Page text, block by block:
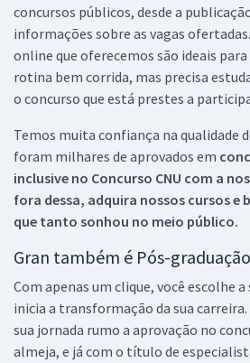
concursos públicos, desde a
informações sobre as vagas
online que oferecemos são ideais
rotina bem corrida, mas precisa
o concurso que está prestes a
Temos muita confiança na qualidade
foram milhares de aprovados em
inclusive no Concurso CNU com a
fora dessa, adquira nossos cursos e
que tanto sonhou no meio público.
Gran também é Pós-graduação
Com apenas um clique, você escolhe
inicia a transformação da sua
sua jornada rumo a aprovação no
almeja, e já com o título de